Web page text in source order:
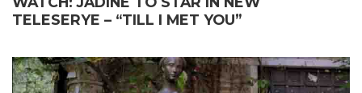
TELESERYE – “TILL I MET YOU”